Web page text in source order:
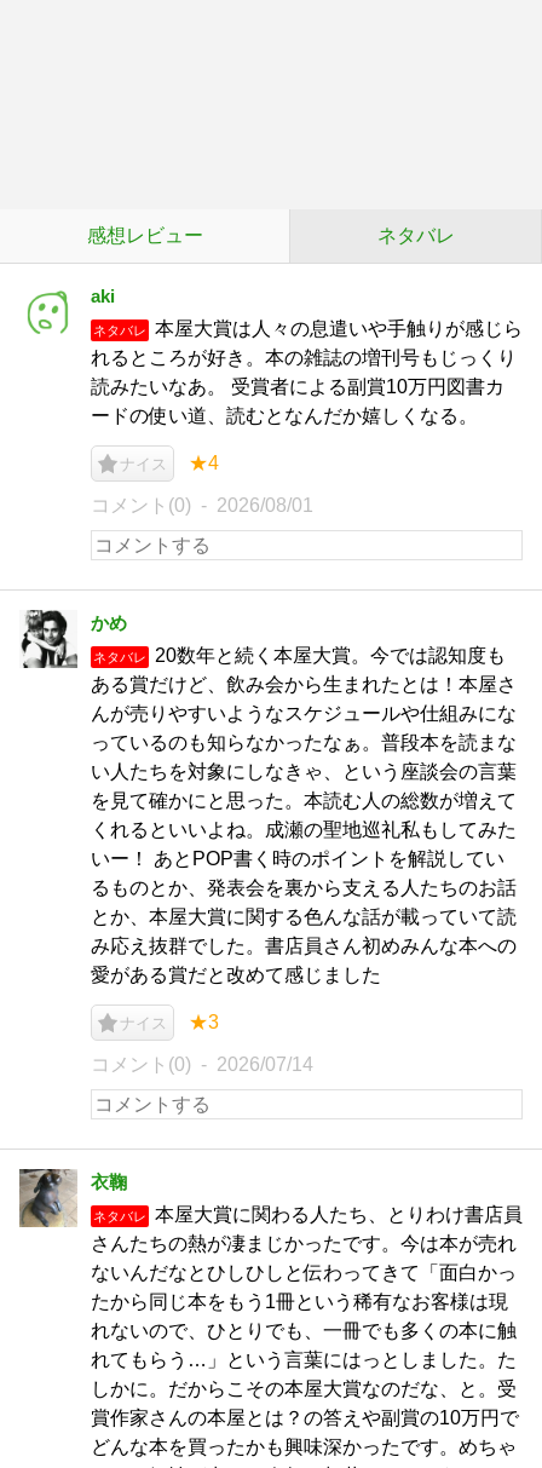
感想レビュー ネタバレ
aki
ネタバレ
本屋大賞は人々の息遣いや手触りが感じら
れるところが好き。本の雑誌の増刊号もじっくり
読みたいなあ。 受賞者による副賞10万円図書カ
ードの使い道、読むとなんだか嬉しくなる。
ナイス ★4
コメント(0) 2026/08/01
かめ
ネタバレ
20数年と続く本屋大賞。今では認知度も
ある賞だけど、飲み会から生まれたとは！本屋さ
んが売りやすいようなスケジュールや仕組みにな
っているのも知らなかったなぁ。普段本を読まな
い人たちを対象にしなきゃ、という座談会の言葉
を見て確かにと思った。本読む人の総数が増えて
くれるといいよね。成瀬の聖地巡礼私もしてみた
いー！ あとPOP書く時のポイントを解説してい
るものとか、発表会を裏から支える人たちのお話
とか、本屋大賞に関する色んな話が載っていて読
み応え抜群でした。書店員さん初めみんな本への
愛がある賞だと改めて感じました
ナイス ★3
コメント(0) 2026/07/14
衣鞠
ネタバレ
本屋大賞に関わる人たち、とりわけ書店員
さんたちの熱が凄まじかったです。今は本が売れ
ないんだなとひしひしと伝わってきて「面白かっ
たから同じ本をもう1冊という稀有なお客様は現
れないので、ひとりでも、一冊でも多くの本に触
れてもらう…」という言葉にはっとしました。た
しかに。だからこその本屋大賞なのだな、と。受
賞作家さんの本屋とは？の答えや副賞の10万円で
どんな本を買ったかも興味深かったです。めちゃ